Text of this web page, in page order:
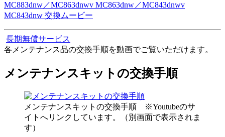
MC883dnw／MC863dnwv MC863dnw／MC843dnwv
MC843dnw 交換ムービー
長期無償サービス
各メンテナンス品の交換手順を動画でご覧いただけます。
メンテナンスキットの交換手順
メンテナンスキットの交換手順 ※Youtubeのサ
イトへリンクしています。（別画面で表示されま
す）